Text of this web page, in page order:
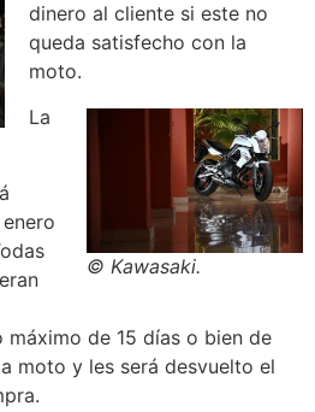
dinero al cliente si este no
queda satisfecho con la
moto.
© Kawasaki.
La
de 15 días o bien de
moto y les será desvuelto el